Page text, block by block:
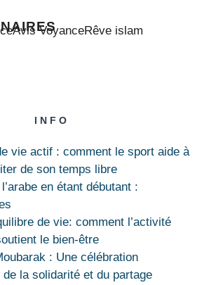
Avis VoyanceRêve islam
INFO
vie actif : comment le sport aide à
de son temps libre
en étant débutant :
de vie: comment l’activité
le bien-être
: Une célébration
de la solidarité et du partage